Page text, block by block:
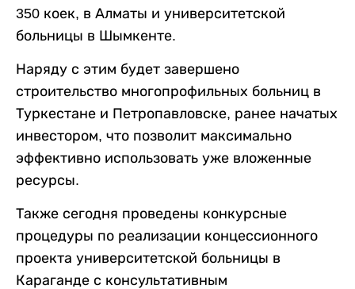
350 коек, в Алматы и университетской
больницы в Шымкенте.
Наряду с этим будет завершено
строительство многопрофильных больниц в
Туркестане и Петропавловске, ранее начатых
инвестором, что позволит максимально
эффективно использовать уже вложенные
ресурсы.
Также сегодня проведены конкурсные
процедуры по реализации концессионного
проекта университетской больницы в
Караганде с консультативным